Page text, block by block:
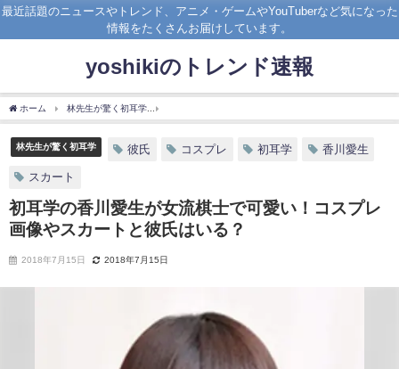
最近話題のニュースやトレンド、アニメ・ゲームやYouTuberなど気になった
情報をたくさんお届けしています。
yoshikiのトレンド速報
ホーム 林先生が驚く初耳学
林先生が驚く初耳学 彼氏 コスプレ 初耳学 香川愛生
スカート
初耳学の香川愛生が女流棋士で可愛い！コスプレ
画像やスカートと彼氏はいる？
2018年7月15日 2018年7月15日